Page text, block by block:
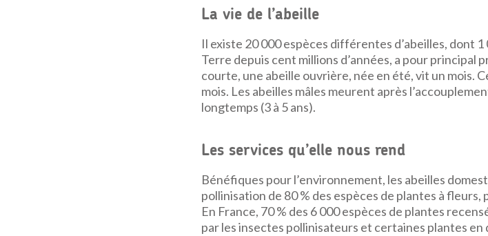
La vie de l’abeille
Il existe 20 000 espèces différentes d’abeilles, dont
Terre depuis cent millions d’années, a pour principal
courte, une abeille ouvrière, née en été, vit un mois.
mois. Les abeilles mâles meurent après
longtemps (3 à 5 ans).
Les services qu’elle nous rend
Bénéfiques pour l’environnement, les abeilles
pollinisation de 80 % des espèces de plantes à
En France, 70 % des 6 000 espèces de plantes
par les insectes pollinisateurs et certaines plantes